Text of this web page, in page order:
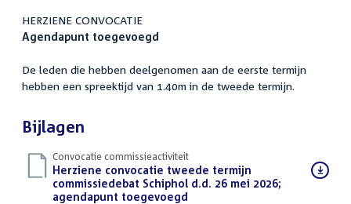
HERZIENE CONVOCATIE
Agendapunt toegevoegd
De leden die hebben deelgenomen aan de eerste termijn
hebben een spreektijd van 1.40m in de tweede termijn.
Bijlagen
Convocatie commissieactiviteit
Download
bestand:
Herziene convocatie tweede termijn
commissiedebat Schiphol d.d. 26 mei 2026;
agendapunt toegevoegd